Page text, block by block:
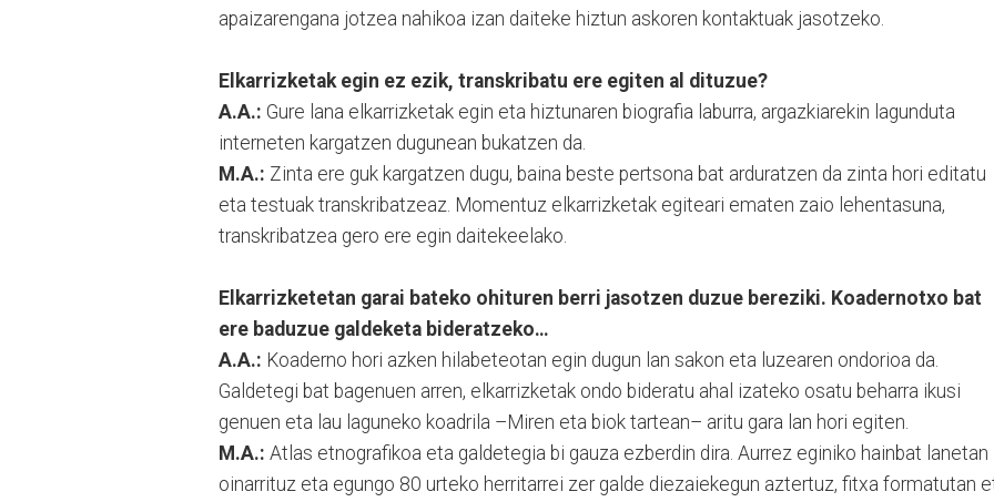
apaizarengana jotzea nahikoa izan daiteke hiztun askoren kontaktuak jasotzeko.
Elkarrizketak egin ez ezik, transkribatu ere egiten al dituzue?
A.A.: Gure lana elkarrizketak egin eta hiztunaren biografia laburra, argazkiarekin lagunduta
interneten kargatzen dugunean bukatzen da.
M.A.: Zinta ere guk kargatzen dugu, baina beste pertsona bat arduratzen da zinta hori editatu
eta testuak transkribatzeaz. Momentuz elkarrizketak egiteari ematen zaio lehentasuna,
transkribatzea gero ere egin daitekeelako.
Elkarrizketetan garai bateko ohituren berri jasotzen duzue bereziki. Koadernotxo bat
ere baduzue galdeketa bideratzeko…
A.A.: Koaderno hori azken hilabeteotan egin dugun lan sakon eta luzearen ondorioa da.
Galdetegi bat bagenuen arren, elkarrizketak ondo bideratu ahal izateko osatu beharra ikusi
genuen eta lau laguneko koadrila –Miren eta biok tartean– aritu gara lan hori egiten.
M.A.: Atlas etnografikoa eta galdetegia bi gauza ezberdin dira. Aurrez eginiko hainbat lanetan
oinarrituz eta egungo 80 urteko herritarrei zer galde diezaiekegun aztertuz, fitxa formatutan